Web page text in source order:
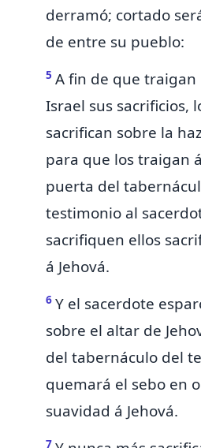
derramó; cortado
de entre su pueblo:
5 A fin de que traigan
Israel sus sacrificios,
sacrifican sobre la
para que los traigan
puerta del
testimonio al
sacrifiquen ellos
á Jehová.
6 Y el sacerdote
sobre el altar de
del tabernáculo del
quemará el sebo en
suavidad á Jehová.
7